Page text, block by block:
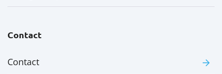
Contact
Contact